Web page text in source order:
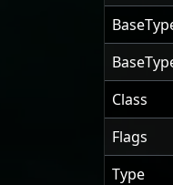
Class
Flags
Type